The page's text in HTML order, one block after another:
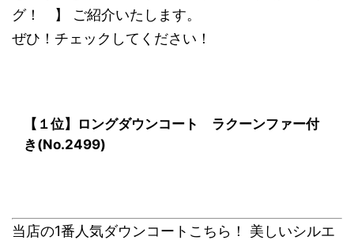
グ！ 】 ご紹介いたします。
ぜひ！チェックしてください！
【１位】ロングダウンコート ラクーンファー付
き(No.2499)
当店の1番人気ダウンコートこちら！ 美しいシルエ